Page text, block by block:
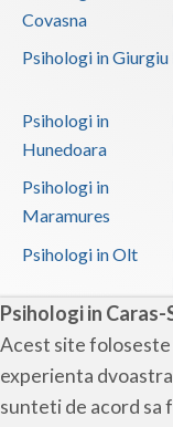
Psihologi in Caras-
Acest site
experienta
sunteti de acord sa
Covasna
Psihologi in Giurgiu
Psihologi in
Hunedoara
Psihologi in
Maramures
Psihologi in Olt
Psihologi in Sibiu
Psihologi in Timis